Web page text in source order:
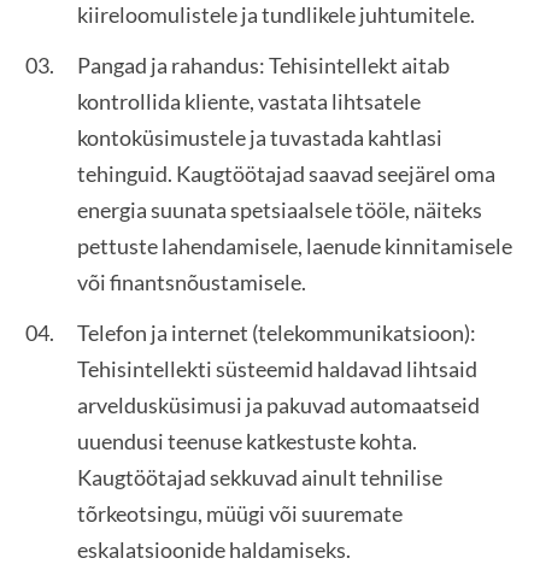
kiireloomulistele ja tundlikele juhtumitele.
Pangad ja rahandus: Tehisintellekt aitab
kontrollida kliente, vastata lihtsatele
kontoküsimustele ja tuvastada kahtlasi
tehinguid. Kaugtöötajad saavad seejärel oma
energia suunata spetsiaalsele tööle, näiteks
pettuste lahendamisele, laenude kinnitamisele
või finantsnõustamisele.
Telefon ja internet (telekommunikatsioon):
Tehisintellekti süsteemid haldavad lihtsaid
arveldusküsimusi ja pakuvad automaatseid
uuendusi teenuse katkestuste kohta.
Kaugtöötajad sekkuvad ainult tehnilise
tõrkeotsingu, müügi või suuremate
eskalatsioonide haldamiseks.